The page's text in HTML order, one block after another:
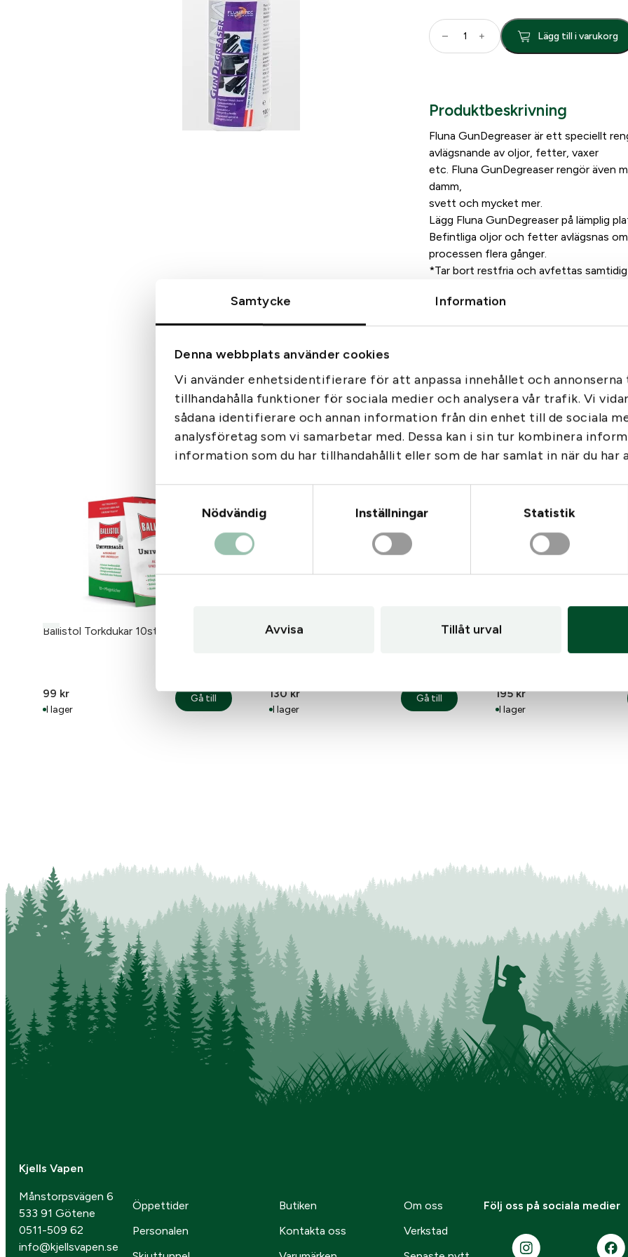
Samtycke Information
Denna webbplats använder cookies
Vi använder enhetsidentifierare för att anpassa innehållet och annonserna
tillhandahålla funktioner för sociala medier och analysera vår trafik. Vi
sådana identifierare och annan information från din enhet till de sociala
analysföretag som vi samarbetar med. Dessa kan i sin tur kombinera
information som du har tillhandahållit eller som de har samlat in när du har
Nödvändig
Inställningar Statistik
Avvisa Tillåt urval
F
l
T
g
s
1
0
0
m
ä
– + Lägg till i varukorg
Produktbeskrivning
Fluna GunDegreaser är ett speciellt
avlägsnande av oljor, fetter, vaxer
etc. Fluna GunDegreaser rengör även
damm,
svett och mycket mer.
Lägg Fluna GunDegreaser på lämplig
Befintliga oljor och fetter avlägsnas
processen flera gånger.
*Tar bort restfria och avfettas
Liknande produkter
Ballistol Torkdukar 10st/paket
99 kr
I lager
Gå till: Ballistol Torkdukar 10st/paket
130kr
I lager
Gå till : Ballistol Vapenolja Universalolja 200ml
Bore-Guide
195kr
I lager
Kjells Vapen
Månstorpsvägen 6
533 91 Götene
0511-509 62
info@kjellsvapen.se
Öppettider Butiken
Om oss
Personalen
Kontakta oss
Verkstad
Följ oss på sociala medier